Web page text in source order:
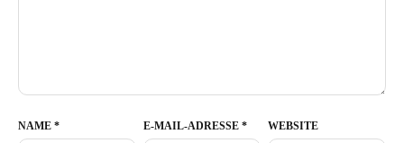
NAME * E-MAIL-ADRESSE * WEBSITE